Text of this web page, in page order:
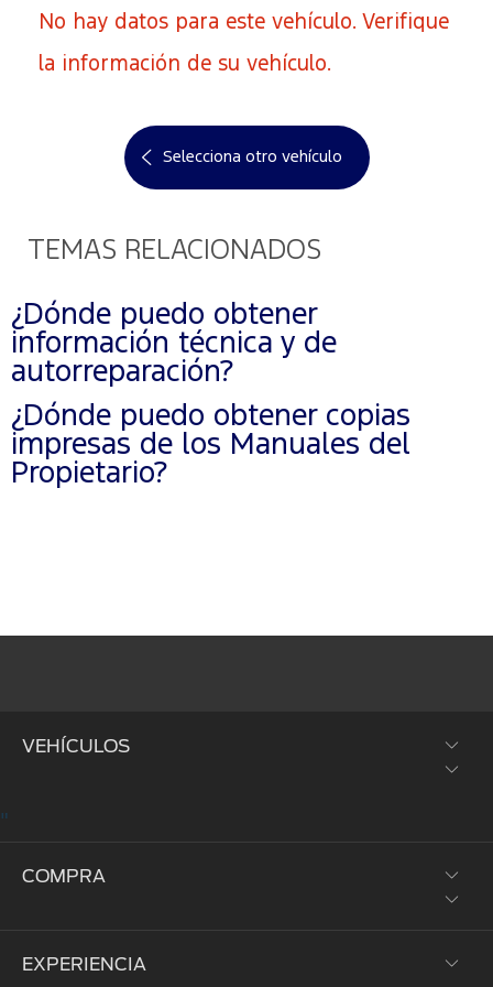
No hay datos para este vehículo. Verifique
la información de su vehículo.
Selecciona otro vehículo
TEMAS RELACIONADOS
¿Dónde puedo obtener
información técnica y de
autorreparación?
¿Dónde puedo obtener copias
impresas de los Manuales del
Propietario?
VEHÍCULOS
"
COMPRA
Prueba de Manejo
EXPERIENCIA